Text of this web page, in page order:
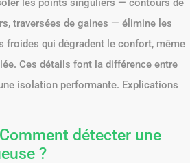
les points singuliers — contours de
traversées de gaines — élimine les
froides qui dégradent le confort, même
Ces détails font la différence entre
isolation performante. Explications
détecter une
?